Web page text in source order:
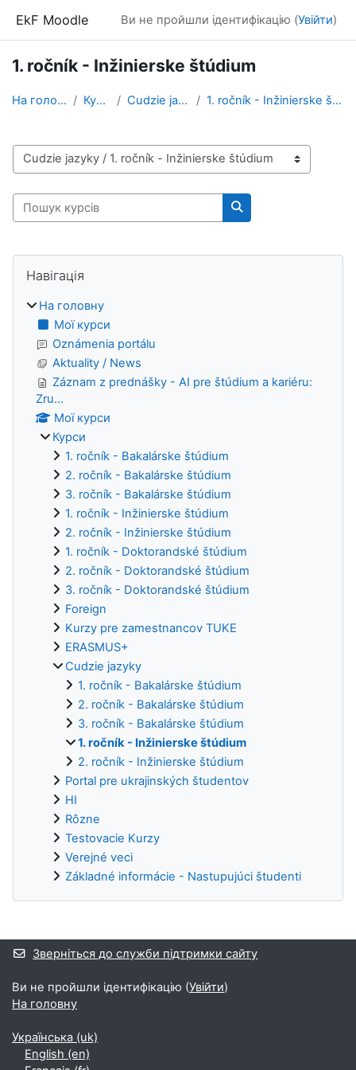
EkF Moodle Ви не пройшли ідентифікацію (Увійти)
1. ročník - Inžinierske štúdium
На головну Курси Cudzie jazyky 1. ročník - Inžinierske štúdium
Категорії курсів
Пошук курсів
Пошук курсів
Блоки
Навігація
На головну
Мої курси
Oznámenia portálu
Aktuality / News
Záznam z prednášky - AI pre štúdium a kariéru:
Zru...
Мої курси
Курси
1. ročník - Bakalárske štúdium
2. ročník - Bakalárske štúdium
3. ročník - Bakalárske štúdium
1. ročník - Inžinierske štúdium
2. ročník - Inžinierske štúdium
1. ročník - Doktorandské štúdium
2. ročník - Doktorandské štúdium
3. ročník - Doktorandské štúdium
Foreign
Kurzy pre zamestnancov TUKE
ERASMUS+
Cudzie jazyky
1. ročník - Bakalárske štúdium
2. ročník - Bakalárske štúdium
3. ročník - Bakalárske štúdium
1. ročník - Inžinierske štúdium
2. ročník - Inžinierske štúdium
Portal pre ukrajinských študentov
HI
Rôzne
Testovacie Kurzy
Verejné veci
Základné informácie - Nastupujúci študenti
Додаткові блоки
Зверніться до служби підтримки сайту
Ви не пройшли ідентифікацію (Увійти)
На головну
Українська ‎(uk)‎
English ‎(en)‎